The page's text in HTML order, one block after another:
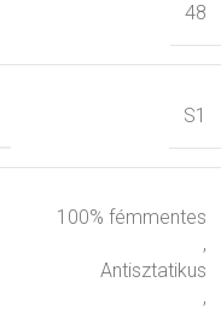
48
S1
100% fémmentes
,
Antisztatikus
,